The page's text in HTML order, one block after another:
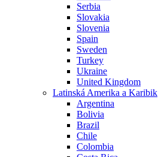
Serbia
Slovakia
Slovenia
Spain
Sweden
Turkey
Ukraine
United Kingdom
Latinská Amerika a Karibik
Argentina
Bolivia
Brazil
Chile
Colombia